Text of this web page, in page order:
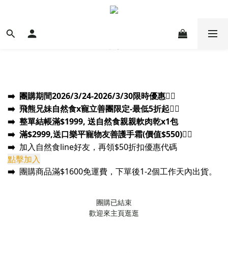
➡️ 團購期間2026/3/24-2026/3/30限時優惠❤️‍🔥
➡️ 飛熊兄妹自然食x寵立善團限定-最低5折起❤️‍🔥
➡️ 整單結帳滿$1999, 送自然食親親軟肉乾x1包
➡️ 滿$2999,送口樂平寵物友善護手霜(價值$550)❤️‍🔥
➡️ 加入自然食line好友，再領$50折扣優惠代碼
點擊加入
➡️ 團購商品滿$1600免運費，下單後1-2個工作天內出貨。
團購已結束
歡迎來主頁逛逛